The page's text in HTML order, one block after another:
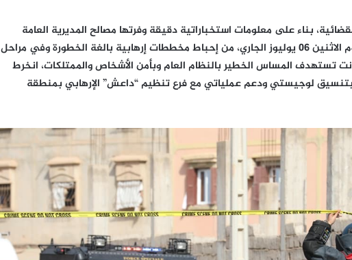
بناء على معلومات استخباراتية دقيقة وفرتها مصالح المديرية العامة
لمراقبة التراب الوطني، صباح يوم الاثنين 06 يوليوز الجاري، من إحباط مخططات إرهابية بالغة الخطورة وفي مراحل
تستهدف المساس الخطير بالنظام العام وبأمن الأشخاص والممتلكات، انخرط
لوجيستي ودعم عملياتي مع فرع تنظيم “داعش” الإرهابي بمنطقة